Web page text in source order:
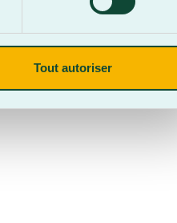
Tout autoriser